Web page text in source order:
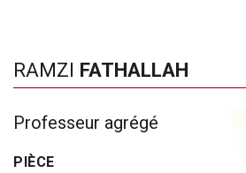
RAMZI FATHALLAH
Professeur agrégé
PIÈCE